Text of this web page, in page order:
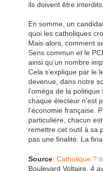
ils doivent être
En somme, un
quoi les catholiques
Mais alors, comment
Sens commun et le
ainsi qu’un nombre
Cela s’explique par le
devenue, dans notre
l’oméga de la
chaque électeur n’est
l’économie française.
particulière, chacun
remettre cet outil à sa
pas une finalité. La
Source: Catholique ?
Boulevard Voltaire, 4